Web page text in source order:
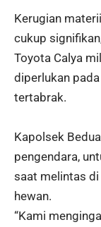
Kerugian
cukup
Toyota Calya
diperlukan
tertabrak.
Kapolsek
pengendara,
saat melintas
hewan.
“Kami